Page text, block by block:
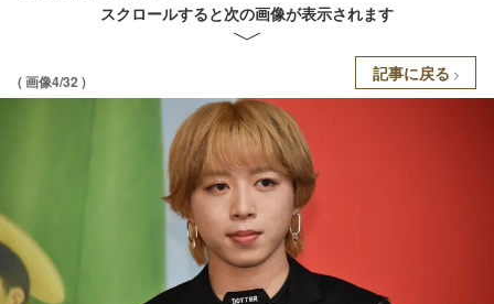
スクロールすると次の画像が表示されます
( 画像4/32 ) 記事に戻る